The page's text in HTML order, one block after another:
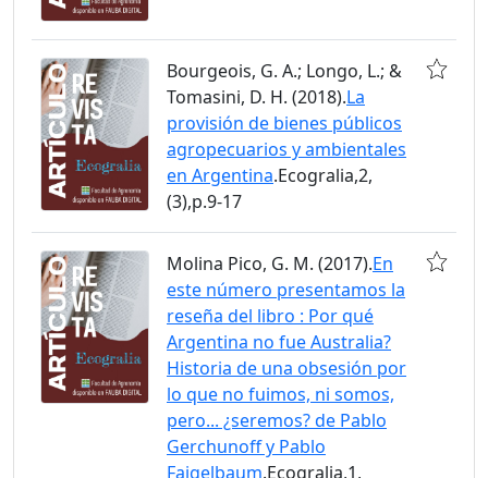
Bourgeois, G. A.; Longo, L.; &
Tomasini, D. H. (2018).La
provisión de bienes públicos
agropecuarios y ambientales
en Argentina.Ecogralia,2,
(3),p.9-17
Molina Pico, G. M. (2017).En
este número presentamos la
reseña del libro : Por qué
Argentina no fue Australia?
Historia de una obsesión por
lo que no fuimos, ni somos,
pero... ¿seremos? de Pablo
Gerchunoff y Pablo
Fajgelbaum.Ecogralia,1,